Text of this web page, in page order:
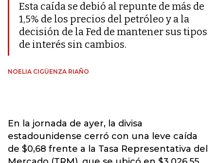
Esta caída se debió al repunte de más de
1,5% de los precios del petróleo y a la
decisión de la Fed de mantener sus tipos
de interés sin cambios.
NOELIA CIGÜENZA RIAÑO
En la jornada de ayer, la divisa
estadounidense cerró con una leve caída
de $0,68 frente a la Tasa Representativa del